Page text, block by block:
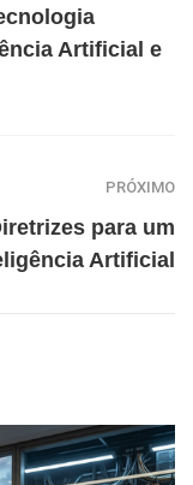
Artificial e
PRÓXIMO
para um
Artificial